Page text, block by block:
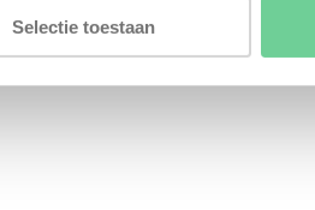
Selectie toestaan